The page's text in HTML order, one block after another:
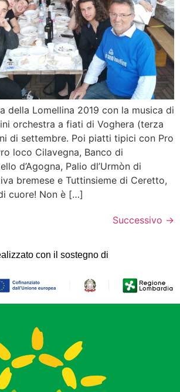
della Lomellina 2019 con la musica di
orchestra a fiati di Voghera (terza
di settembre. Poi piatti tipici con Pro
loco Cilavegna, Banco di
d’Agogna, Palio dl’Urmòn di
bremese e Tuttinsieme di Ceretto,
cuore! Non è […]
Successivo →
con il sostegno di